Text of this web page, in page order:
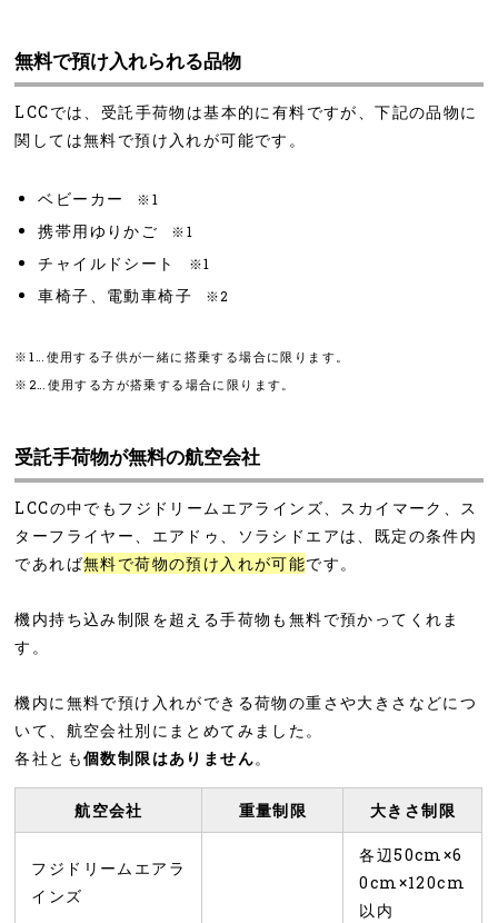
無料で預け入れられる品物
LCCでは、受託手荷物は基本的に有料ですが、下記の品物に
関しては無料で預け入れが可能です。
ベビーカー ※1
携帯用ゆりかご ※1
チャイルドシート ※1
車椅子、電動車椅子 ※2
※1…使用する子供が一緒に搭乗する場合に限ります。
※2…使用する方が搭乗する場合に限ります。
受託手荷物が無料の航空会社
LCCの中でもフジドリームエアラインズ、スカイマーク、ス
ターフライヤー、エアドゥ、ソラシドエアは、既定の条件内
であれば無料で荷物の預け入れが可能です。
機内持ち込み制限を超える手荷物も無料で預かってくれま
す。
機内に無料で預け入れができる荷物の重さや大きさなどにつ
いて、航空会社別にまとめてみました。
各社とも個数制限はありません。
航空会社 重量制限 大きさ制限
フジドリームエアラ
インズ
各辺50cm×6
0cm×120cm
以内